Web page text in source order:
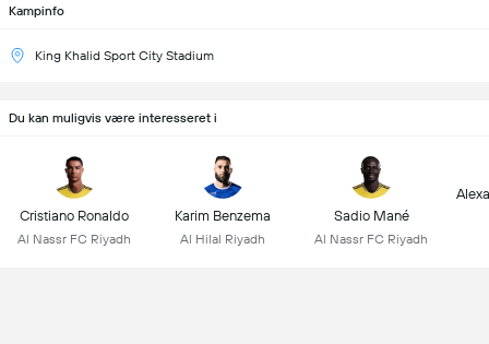
Kampinfo
King Khalid Sport City Stadium
Du kan muligvis være interesseret i
Cristiano Ronaldo
Al Nassr FC Riyadh
Karim Benzema
Al Hilal Riyadh
Sadio Mané
Al Nassr FC Riyadh